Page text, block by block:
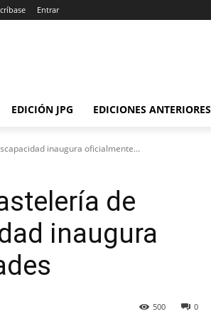
Entrar
EDICIÓN JPG EDICIONES ANTERIORES
inaugura oficialmente...
de
inaugura
0
500